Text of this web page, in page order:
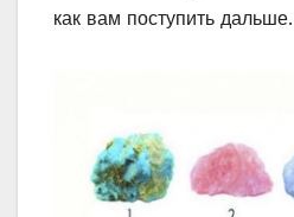
как вам поступить дальше.